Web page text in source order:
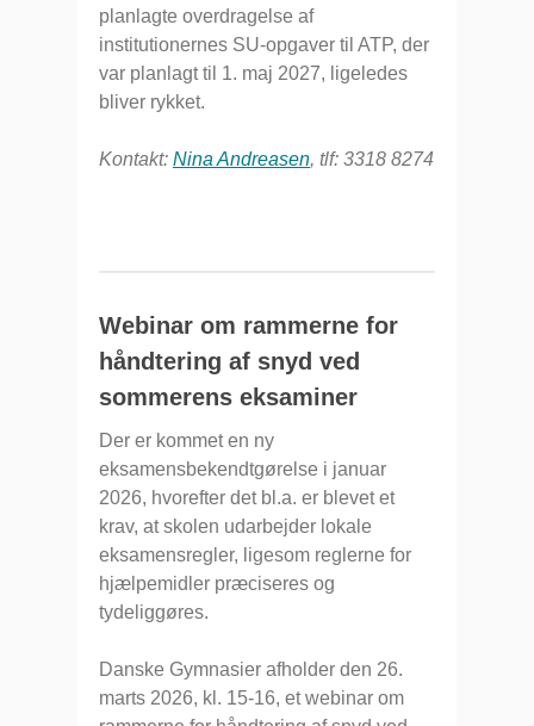
planlagte overdragelse af
institutionernes SU-opgaver til ATP, der
var planlagt til 1. maj 2027, ligeledes
bliver rykket.
Kontakt: Nina Andreasen, tlf: 3318 8274
Webinar om rammerne for
håndtering af snyd ved
sommerens eksaminer
Der er kommet en ny
eksamensbekendtgørelse i januar
2026, hvorefter det bl.a. er blevet et
krav, at skolen udarbejder lokale
eksamensregler, ligesom reglerne for
hjælpemidler præciseres og
tydeliggøres.
Danske Gymnasier afholder den 26.
marts 2026, kl. 15-16, et webinar om